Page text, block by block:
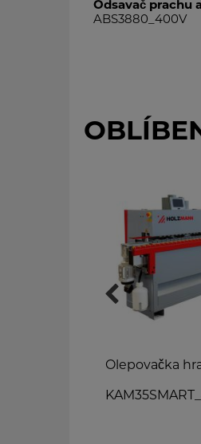
Odsavač prachu
ABS3880_400V
Olepovačka